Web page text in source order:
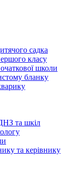
садка
класу
школи
бланку
та шкіл
та керівнику